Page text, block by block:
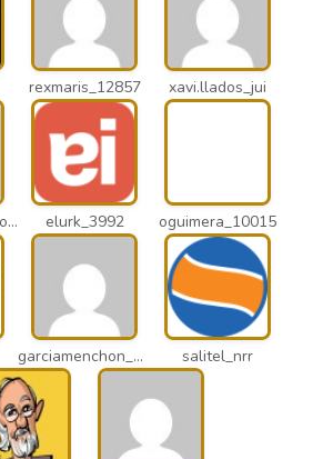
rexmaris_12857 xavi.llados_jui
eduardo.guerrero_pto elurk_3992 oguimera_10015
garciamenchon_puz salitel_nrr